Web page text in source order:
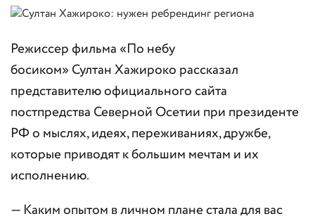
Режиссер фильма «По небу
босиком» Султан Хажироко рассказал
представителю официального сайта
постпредства Северной Осетии при президенте
РФ о мыслях, идеях, переживаниях, дружбе,
которые приводят к большим мечтам и их
исполнению.
— Каким опытом в личном плане стала для вас